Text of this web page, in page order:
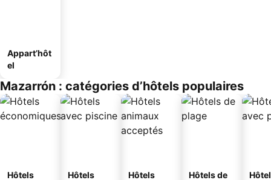
Appart’hôt
el
Mazarrón : catégories d’hôtels populaires
Hôtels
Hôtels
Hôtels
Hôtels de